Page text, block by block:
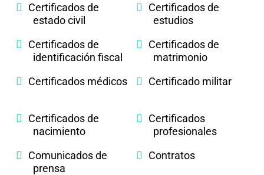
Certificados de
estado civil
Certificados de
estudios
Certificados de
identificación fiscal
Certificados de
matrimonio
Certificados médicos
Certificado militar
Certificados de
nacimiento
Certificados
profesionales
Comunicados de
prensa
Contratos